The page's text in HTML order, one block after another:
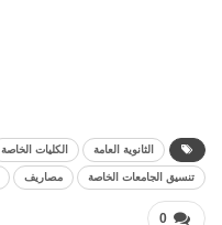
الثانوية العامة الكليات الخاصة
تنسيق الجامعات الخاصة مصاريف
0